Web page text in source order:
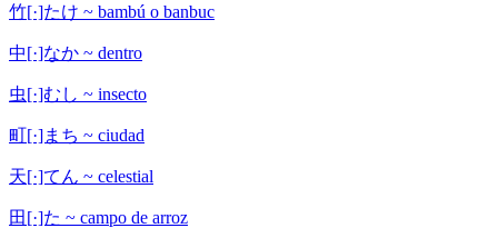
竹[·]たけ ~ bambú o banbuc
中[·]なか ~ dentro
虫[·]むし ~ insecto
町[·]まち ~ ciudad
天[·]てん ~ celestial
田[·]た ~ campo de arroz